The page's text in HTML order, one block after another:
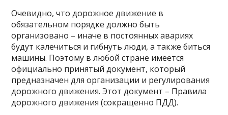
Очевидно, что дорожное движение в
обязательном порядке должно быть
организовано – иначе в постоянных авариях
будут калечиться и гибнуть люди, а также биться
машины. Поэтому в любой стране имеется
официально принятый документ, который
предназначен для организации и регулирования
дорожного движения. Этот документ – Правила
дорожного движения (сокращенно ПДД).